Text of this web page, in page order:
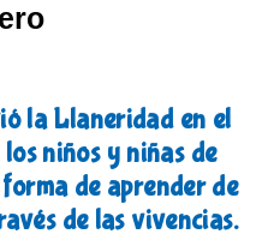
la Llaneridad en el
niños y niñas de
de aprender de
de las vivencias.